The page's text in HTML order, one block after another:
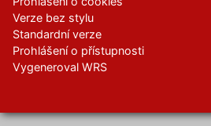
Verze bez stylu
Standardní verze
Prohlášení o přístupnosti
Vygeneroval WRS